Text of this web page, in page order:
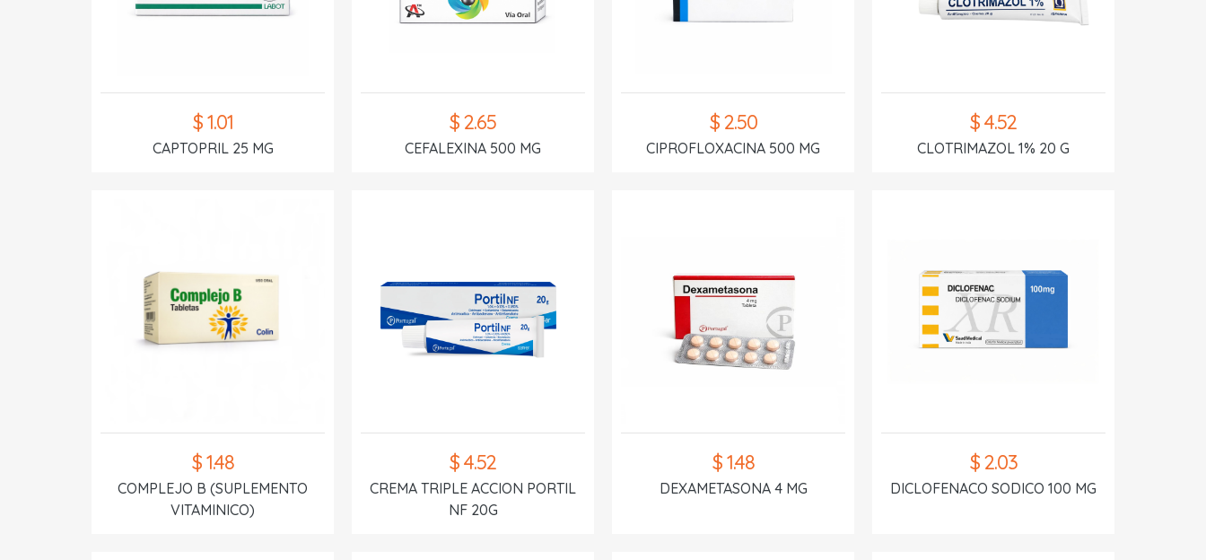
$ 1.01
CAPTOPRIL 25 MG
$ 2.65
CEFALEXINA 500 MG
$ 2.50
CIPROFLOXACINA 500 MG
$ 4.52
CLOTRIMAZOL 1% 20 G
$ 1.48
COMPLEJO B (SUPLEMENTO
VITAMINICO)
$ 4.52
CREMA TRIPLE ACCION PORTIL
NF 20G
$ 1.48
DEXAMETASONA 4 MG
$ 2.03
DICLOFENACO SODICO 100 MG